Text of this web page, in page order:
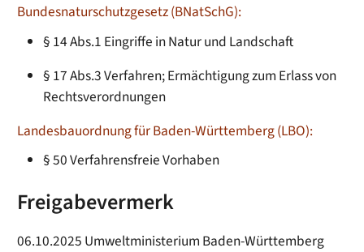
Bundesnaturschutzgesetz (BNatSchG):
§ 14 Abs.1 Eingriffe in Natur und Landschaft
§ 17 Abs.3 Verfahren; Ermächtigung zum Erlass von
Rechtsverordnungen
Landesbauordnung für Baden-Württemberg (LBO):
§ 50 Verfahrensfreie Vorhaben
Freigabevermerk
06.10.2025 Umweltministerium Baden-Württemberg